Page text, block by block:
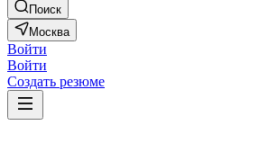
Поиск
Москва
Войти
Войти
Создать резюме